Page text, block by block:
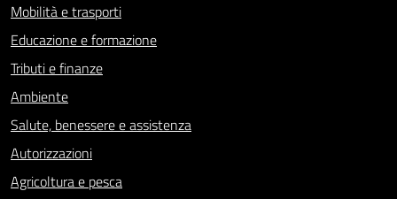
Mobilità e trasporti
Educazione e formazione
Tributi e finanze
Ambiente
Salute, benessere e assistenza
Autorizzazioni
Agricoltura e pesca